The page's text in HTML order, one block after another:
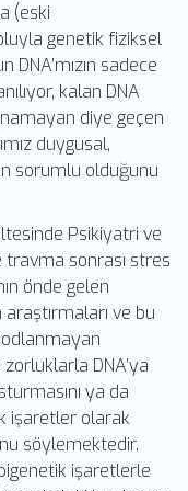
(eski
genetik fiziksel
DNA’mızın sadece
kalan DNA
diye geçen
duygusal,
sorumlu olduğunu
Psikiyatri ve
sonrası stres
önde gelen
ve bu
DNA’ya
ya da
işaretler olarak
söylemektedir.
işaretlerle